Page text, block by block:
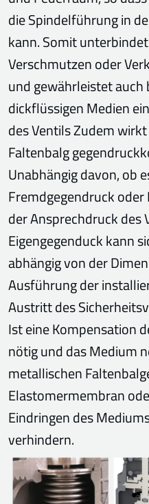
die Spindelführung in
kann. Somit
Verschmutzen oder
und gewährleistet auch
dickflüssigen Medien
des Ventils Zudem
Faltenbalg
Unabhängig davon, ob
Fremdgegendruck
der Ansprechdruck des
Eigengegenduck kann
abhängig von der
Ausführung der
Austritt des
Ist eine Kompensation
nötig und das Medium
metallischen
Elastomermembran
Eindringen des
verhindern.